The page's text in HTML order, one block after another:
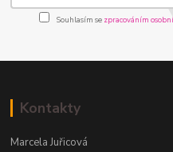
Souhlasím se zpracováním
Kontakty
Marcela Juřicová